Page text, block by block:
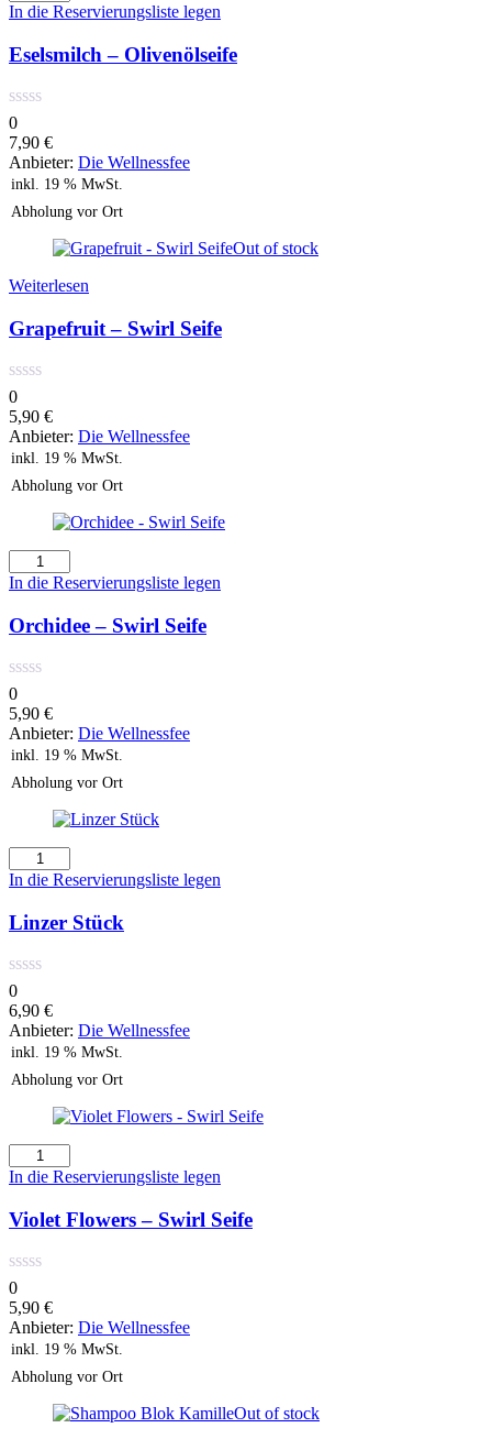
-
Menge
In die Reservierungsliste legen
Eselsmilch – Olivenölseife
0
7,90 €
Anbieter: Die Wellnessfee
inkl. 19 % MwSt.
Abholung vor Ort
Out of stock
Weiterlesen
Grapefruit – Swirl Seife
0
5,90 €
Anbieter: Die Wellnessfee
inkl. 19 % MwSt.
Abholung vor Ort
Orchidee
-
Seife
Menge
In die Reservierungsliste legen
Orchidee – Swirl Seife
0
5,90 €
Anbieter: Die Wellnessfee
inkl. 19 % MwSt.
Abholung vor Ort
Linzer
Stück
In die Reservierungsliste legen
Linzer Stück
0
6,90 €
Anbieter: Die Wellnessfee
inkl. 19 % MwSt.
Abholung vor Ort
Violet
Flowers
Swirl
Seife
In die Reservierungsliste legen
Violet Flowers – Swirl Seife
0
5,90 €
Anbieter: Die Wellnessfee
inkl. 19 % MwSt.
Abholung vor Ort
Out of stock